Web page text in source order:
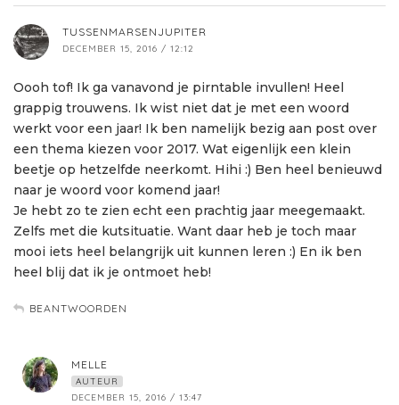
TUSSENMARSENJUPITER
DECEMBER 15, 2016 / 12:12
Oooh tof! Ik ga vanavond je pirntable invullen! Heel
grappig trouwens. Ik wist niet dat je met een woord
werkt voor een jaar! Ik ben namelijk bezig aan post over
een thema kiezen voor 2017. Wat eigenlijk een klein
beetje op hetzelfde neerkomt. Hihi :) Ben heel benieuwd
naar je woord voor komend jaar!
Je hebt zo te zien echt een prachtig jaar meegemaakt.
Zelfs met die kutsituatie. Want daar heb je toch maar
mooi iets heel belangrijk uit kunnen leren :) En ik ben
heel blij dat ik je ontmoet heb!
BEANTWOORDEN
MELLE
AUTEUR
DECEMBER 15, 2016 / 13:47